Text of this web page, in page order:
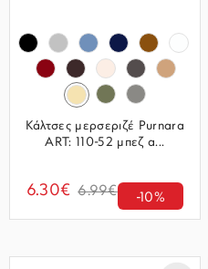
Κάλτσες μερσεριζέ Purnara
ART: 110-52 μπεζ α...
6.30€ 6.99€ -10%